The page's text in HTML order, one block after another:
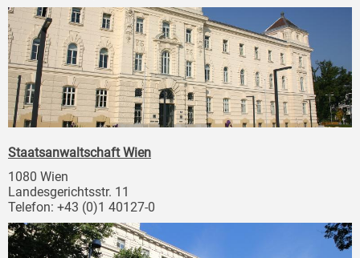
Staatsanwaltschaft Wien
1080 Wien
Landesgerichtsstr. 11
Telefon: +43 (0)1 40127-0